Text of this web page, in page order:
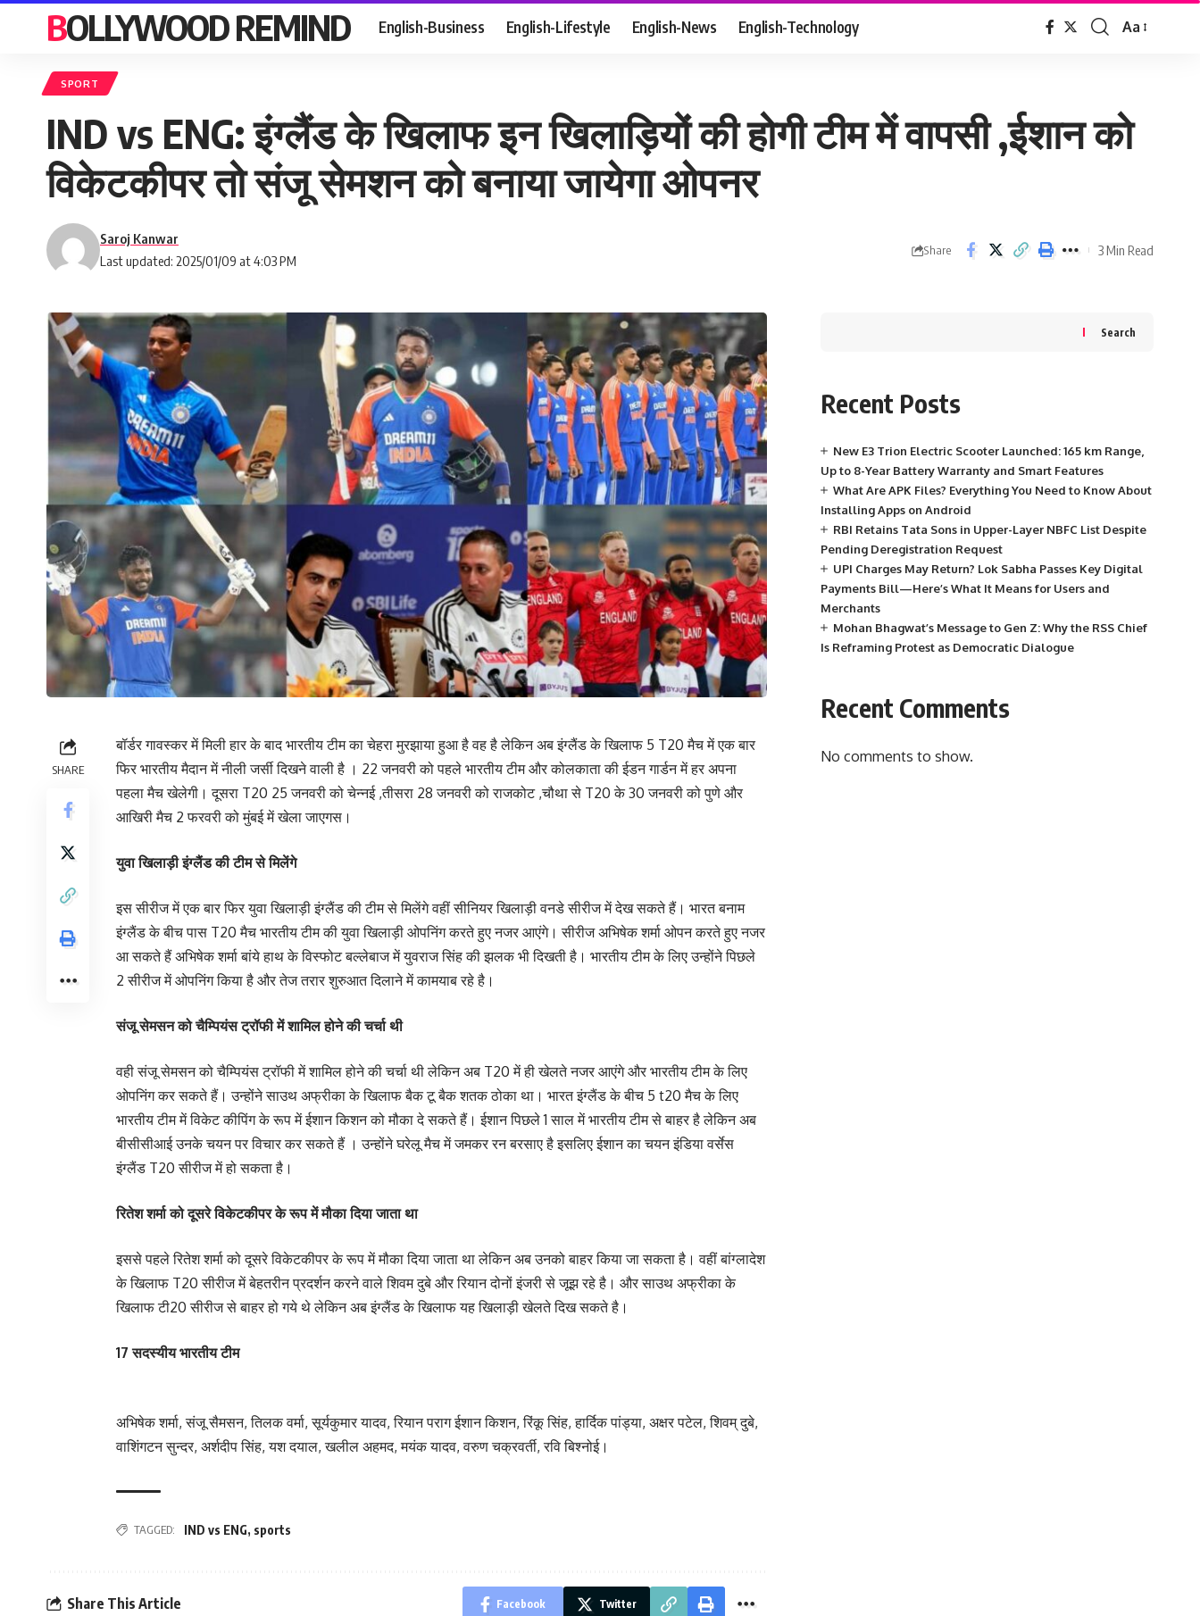
BOLLYWOOD REMIND English-Business English-Lifestyle English-News English-Technology
Font
Aa
SPORT
IND vs ENG: इंग्लैंड के खिलाफ इन खिलाड़ियों की होगी टीम में वापसी ,ईशान को
विकेटकीपर तो संजू सेमशन को बनाया जायेगा ओपनर
Last updated: 2025/01/09 at 4:03 PM
Saroj Kanwar
Share 3 Min Read
SHARE
बॉर्डर गावस्कर में मिली हार के बाद भारतीय टीम का चेहरा मुरझाया हुआ है वह है लेकिन अब इंग्लैंड के खिलाफ 5 T20 मैच में एक बार
फिर भारतीय मैदान में नीली जर्सी दिखने वाली है । 22 जनवरी को पहले भारतीय टीम और कोलकाता की ईडन गार्डन में हर अपना
पहला मैच खेलेगी। दूसरा T20 25 जनवरी को चेन्नई ,तीसरा 28 जनवरी को राजकोट ,चौथा से T20 के 30 जनवरी को पुणे और
आखिरी मैच 2 फरवरी को मुंबई में खेला जाएगस।
युवा खिलाड़ी इंग्लैंड की टीम से मिलेंगे
इस सीरीज में एक बार फिर युवा खिलाड़ी इंग्लैंड की टीम से मिलेंगे वहीं सीनियर खिलाड़ी वनडे सीरीज में देख सकते हैं। भारत बनाम
इंग्लैंड के बीच पास T20 मैच भारतीय टीम की युवा खिलाड़ी ओपनिंग करते हुए नजर आएंगे। सीरीज अभिषेक शर्मा ओपन करते हुए नजर
आ सकते हैं अभिषेक शर्मा बांये हाथ के विस्फोट बल्लेबाज में युवराज सिंह की झलक भी दिखती है। भारतीय टीम के लिए उन्होंने पिछले
2 सीरीज में ओपनिंग किया है और तेज तरार शुरुआत दिलाने में कामयाब रहे है।
संजू सेमसन को चैम्पियंस ट्रॉफी में शामिल होने की चर्चा थी
वही संजू सेमसन को चैम्पियंस ट्रॉफी में शामिल होने की चर्चा थी लेकिन अब T20 में ही खेलते नजर आएंगे और भारतीय टीम के लिए
ओपनिंग कर सकते हैं। उन्होंने साउथ अफ्रीका के खिलाफ बैक टू बैक शतक ठोका था। भारत इंग्लैंड के बीच 5 t20 मैच के लिए
भारतीय टीम में विकेट कीपिंग के रूप में ईशान किशन को मौका दे सकते हैं। ईशान पिछले 1 साल में भारतीय टीम से बाहर है लेकिन अब
बीसीसीआई उनके चयन पर विचार कर सकते हैं । उन्होंने घरेलू मैच में जमकर रन बरसाए है इसलिए ईशान का चयन इंडिया वर्सेस
इंग्लैंड T20 सीरीज में हो सकता है।
रितेश शर्मा को दूसरे विकेटकीपर के रूप में मौका दिया जाता था
इससे पहले रितेश शर्मा को दूसरे विकेटकीपर के रूप में मौका दिया जाता था लेकिन अब उनको बाहर किया जा सकता है। वहीं बांग्लादेश
के खिलाफ T20 सीरीज में बेहतरीन प्रदर्शन करने वाले शिवम दुबे और रियान दोनों इंजरी से जूझ रहे है। और साउथ अफ्रीका के
खिलाफ टी20 सीरीज से बाहर हो गये थे लेकिन अब इंग्लैंड के खिलाफ यह खिलाड़ी खेलते दिख सकते है।
17 सदस्यीय भारतीय टीम
अभिषेक शर्मा, संजू सैमसन, तिलक वर्मा, सूर्यकुमार यादव, रियान पराग ईशान किशन, रिंकू सिंह, हार्दिक पांड्या, अक्षर पटेल, शिवम् दुबे,
वाशिंगटन सुन्दर, अर्शदीप सिंह, यश दयाल, खलील अहमद, मयंक यादव, वरुण चक्रवर्ती, रवि बिश्नोई।
TAGGED: IND vs ENG, sports
Share This Article Facebook Twitter
Search
Recent Posts
New E3 Trion Electric Scooter Launched: 165 km Range,
Up to 8-Year Battery Warranty and Smart Features
What Are APK Files? Everything You Need to Know About
Installing Apps on Android
RBI Retains Tata Sons in Upper-Layer NBFC List Despite
Pending Deregistration Request
UPI Charges May Return? Lok Sabha Passes Key Digital
Payments Bill—Here’s What It Means for Users and
Merchants
Mohan Bhagwat’s Message to Gen Z: Why the RSS Chief
Is Reframing Protest as Democratic Dialogue
Recent Comments
No comments to show.